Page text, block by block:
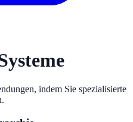
indem Sie spezialisierte